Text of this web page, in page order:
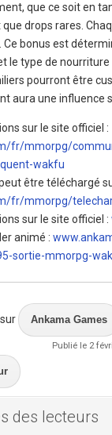
que ce soit en
drops rares.
Ce bonus est
le type de
pourront être
aura une influence
sur le site officiel :
fr/mmorpg/
wakfu
peut être téléchargé
fr/mmorpg/
sur le site officiel :
animé :
sortie-mmorpg-
sur Ankama Games
Publié le 2
des lecteurs